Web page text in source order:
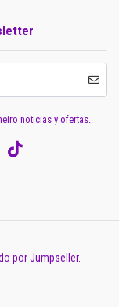
noticias y ofertas.
por Jumpseller.